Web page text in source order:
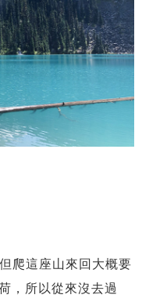
爬這座山來回大概要
，所以從來沒去過